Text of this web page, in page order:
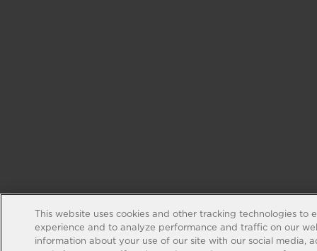
This website uses cookies and other tracking technologies to
experience and to analyze performance and traffic on our
information about your use of our site with our social media,